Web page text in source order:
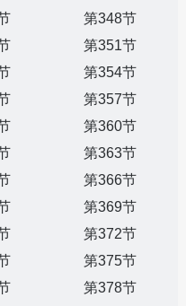
第348节
第351节
第354节
第357节
第360节
第363节
第366节
第369节
第372节
第375节
第378节